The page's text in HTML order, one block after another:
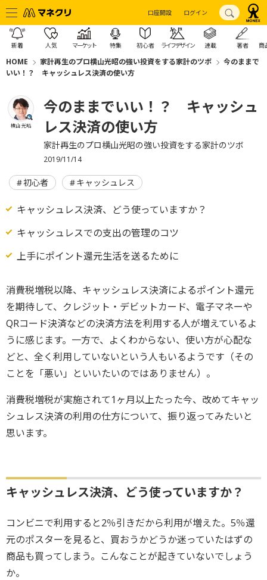
口座開設 ログイン
新着 人気 マーケット 特集 初心者 ライフデザイン 連載 著者 商
HOME 家計再生のプロ横山光昭の強い投資をする家計のツボ
今のままで
いい！？ キャッシュレス決済の使い方
横山 光昭
今のままでいい！？ キャッシュ
レス決済の使い方
家計再生のプロ横山光昭の強い投資をする家計のツボ
2019/11/14
初心者 キャッシュレス
キャッシュレス決済、どう使っていますか？
キャッシュレスでの支出の管理のコツ
上手にポイント還元生活を送るために
消費税増税以降、キャッシュレス決済によるポイント還元
を期待して、クレジット・デビットカード、電子マネーや
QRコード決済などの決済方法を利用する人が増えているよ
うに感じます。一方で、よくわからない、使い方が心配な
どと、全く利用していないという人もいるようです（その
ことを「悪い」といいたいのではありません）。
消費税増税が実施されて1ヶ月以上たった今、改めてキャッ
シュレス決済の利用の仕方について、振り返ってみたいと
思います。
キャッシュレス決済、どう使っていますか？
コンビニで利用すると2％引きだから利用が増えた。5％還
元のポスターを見ると、買おうかどうか迷っていたはずの
商品も買ってしまう。こんなことが起きていないでしょう
か。